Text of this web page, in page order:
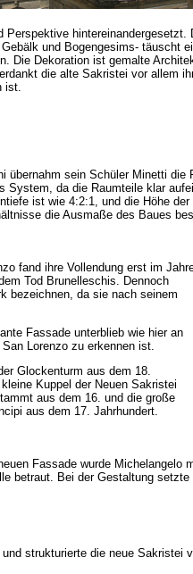
Perspektive
und Bogengesims- täuscht
Die Dekoration ist gemalte
die alte Sakristei vor allem
ist.
übernahm sein Schüler Minetti
System, da die Raumteile klar
ist wie 4:2:1, und die Höhe
die Ausmaße des Baues
fand ihre Vollendung erst im
Tod Brunelleschis. Dennoch
bezeichnen, da sie nach seinem
Fassade unterblieb wie hier an
Lorenzo zu erkennen ist.
Glockenturm aus dem 18.
Kuppel der Neuen Sakristei
aus dem 16. und die große
aus dem 17. Jahrhundert.
Fassade wurde Michelangelo
betraut. Bei der Gestaltung
strukturierte die neue Sakristei